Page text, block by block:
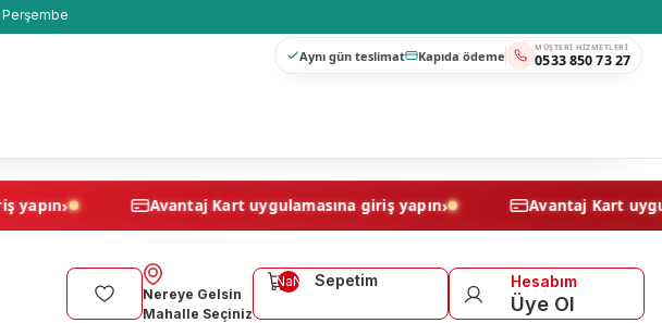
Aynı gün teslimat Kapıda ödeme MÜŞTERI HIZMETLERI
0533 850 73 27
giriş yapın Avantaj Kart uygulamasına giriş yapın Avantaj
Nereye Gelsin
Mahalle Seçiniz
Sepetim
NaN Hesabım
Üye Ol